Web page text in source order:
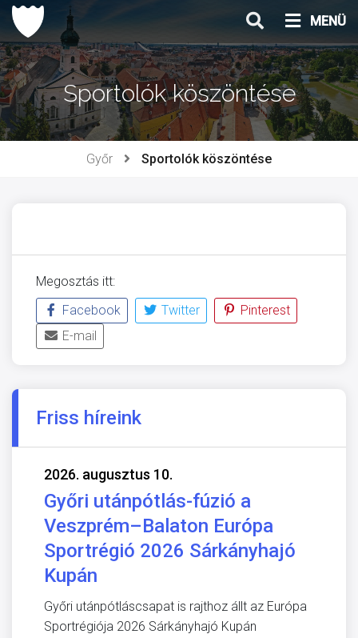
Ugrás
tartalomhoz
MENÜ
Sportolók köszöntése
Győr Sportolók köszöntése
Megosztás itt:
Facebook
Twitter
Pinterest
E-mail
Friss híreink
2026. augusztus 10.
Győri utánpótlás-fúzió a
Veszprém–Balaton Európa
Sportrégió 2026 Sárkányhajó
Kupán
Győri utánpótláscsapat is rajthoz állt az Európa
Sportrégiója 2026 Sárkányhajó Kupán